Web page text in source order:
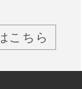
こちら